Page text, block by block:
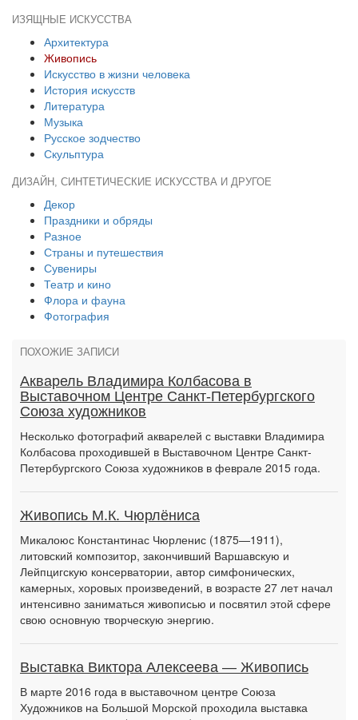
ИЗЯЩНЫЕ ИСКУССТВА
Архитектура
Живопись
Искусство в жизни человека
История искусств
Литература
Музыка
Русское зодчество
Скульптура
ДИЗАЙН, СИНТЕТИЧЕСКИЕ ИСКУССТВА И ДРУГОЕ
Декор
Праздники и обряды
Разное
Страны и путешествия
Сувениры
Театр и кино
Флора и фауна
Фотография
ПОХОЖИЕ ЗАПИСИ
Акварель Владимира Колбасова в
Выставочном Центре Санкт-Петербургского
Союза художников
Несколько фотографий акварелей с выставки Владимира
Колбасова проходившей в Выставочном Центре Санкт-
Петербургского Союза художников в феврале 2015 года.
Живопись М.К. Чюрлёниса
Микалоюс Константинас Чюрленис (1875—1911),
литовский композитор, закончивший Варшавскую и
Лейпцигскую консерватории, автор симфонических,
камерных, хоровых произведений, в возрасте 27 лет начал
интенсивно заниматься живописью и посвятил этой сфере
свою основную творческую энергию.
Выставка Виктора Алексеева — Живопись
В марте 2016 года в выставочном центре Союза
Художников на Большой Морской проходила выставка